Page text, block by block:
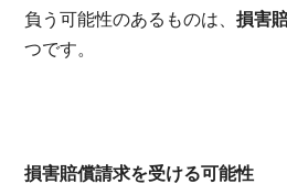
負う可能性のあるものは、損害
つです。
損害賠償請求を受ける可能性